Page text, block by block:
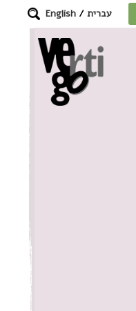
עברית /
English